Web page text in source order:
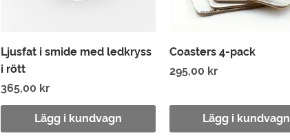
Snabbvisning
Ljusfat i smide med ledkryss
i rött
Pris
365,00 kr
Lägg i kundvagn
Snabbvisning
Coasters 4-pack
Pris
295,00 kr
Lägg i kundvagn